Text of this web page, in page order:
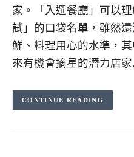
家。「入選餐廳」可以
試」的口袋名單，雖然
鮮、料理用心的水準，
來有機會摘星的潛力店
CONTINUE READING